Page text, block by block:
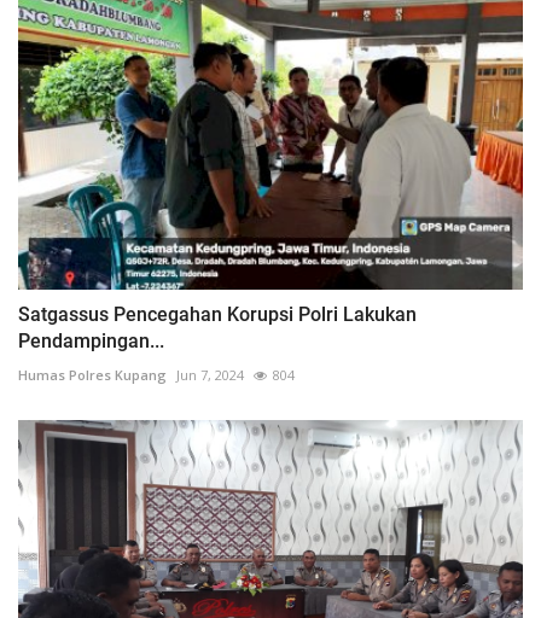
Satgassus Pencegahan Korupsi Polri Lakukan
Pendampingan...
Humas Polres Kupang Jun 7, 2024 804